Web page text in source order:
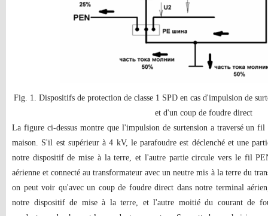
Fig. 1. Dispositifs de protection de classe 1 SPD en cas d'impulsion de
et d'un coup de foudre direct
La figure ci-dessus montre que l'impulsion de surtension a traversé un fil
maison. S'il est supérieur à 4 kV, le parafoudre est déclenché et une
notre dispositif de mise à la terre, et l'autre partie circule vers le fil
aérienne et connecté au transformateur avec un neutre mis à la terre du
on peut voir qu'avec un coup de foudre direct dans notre terminal
notre dispositif de mise à la terre, et l'autre moitié du courant de